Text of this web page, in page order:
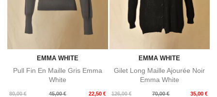
EMMA WHITE
Pull Fin En Maille Gris Emma
White
80,00 €
Prix
45,00 € 22,50 €
Prix
EMMA WHITE
Gilet Long Maille Ajourée Noir
Emma White
126,00 €
Prix
70,00 € 35,00 €
Prix